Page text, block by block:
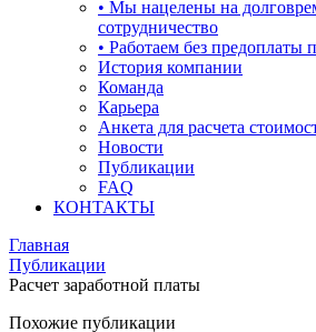
• Мы нацелены на
сотрудничество
• Работаем без предоплаты
История компании
Команда
Карьера
Анкета для расчета
Новости
Публикации
FAQ
КОНТАКТЫ
Главная
Публикации
Расчет заработной платы
Похожие публикации